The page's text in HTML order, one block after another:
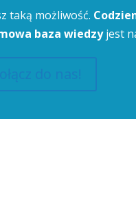
taką możliwość.
baza wiedzyjest
do nas!